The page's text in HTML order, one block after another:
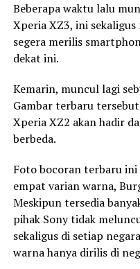
Beberapa waktu lalu
Xperia XZ3, ini
segera merilis
dekat ini.
Kemarin, muncul lagi
Gambar terbaru
Xperia XZ2 akan hadir
berbeda.
Foto bocoran terbaru
empat varian warna,
Meskipun tersedia
pihak Sony tidak
sekaligus di setiap
warna hanya dirilis di